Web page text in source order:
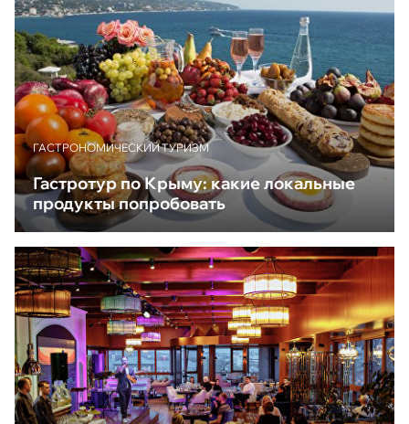
ГАСТРОНОМИЧЕСКИЙ ТУРИЗМ
Гастротур по Крыму: какие локальные
продукты попробовать